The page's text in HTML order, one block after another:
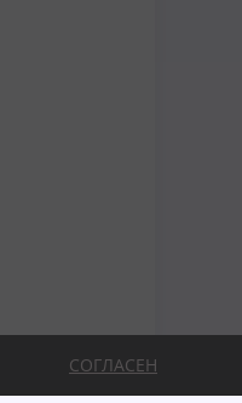
СОГЛАСЕН